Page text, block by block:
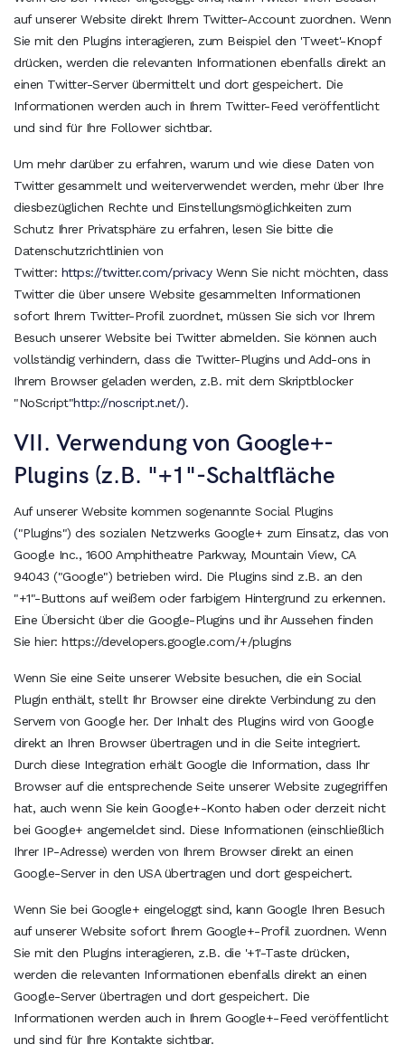
auf unserer Website direkt Ihrem Twitter-Account zuordnen. Wenn
Sie mit den Plugins interagieren, zum Beispiel den 'Tweet'-Knopf
drücken, werden die relevanten Informationen ebenfalls direkt an
einen Twitter-Server übermittelt und dort gespeichert. Die
Informationen werden auch in Ihrem Twitter-Feed veröffentlicht
und sind für Ihre Follower sichtbar.
Um mehr darüber zu erfahren, warum und wie diese Daten von
Twitter gesammelt und weiterverwendet werden, mehr über Ihre
diesbezüglichen Rechte und Einstellungsmöglichkeiten zum
Schutz Ihrer Privatsphäre zu erfahren, lesen Sie bitte die
Datenschutzrichtlinien von
Twitter: https://twitter.com/privacyWenn Sie nicht möchten, dass
Twitter die über unsere Website gesammelten Informationen
sofort Ihrem Twitter-Profil zuordnet, müssen Sie sich vor Ihrem
Besuch unserer Website bei Twitter abmelden. Sie können auch
vollständig verhindern, dass die Twitter-Plugins und Add-ons in
Ihrem Browser geladen werden, z.B. mit dem Skriptblocker
"NoScript"http://noscript.net/).
VII. Verwendung von Google+-
Plugins (z.B. "+1"-Schaltfläche
Auf unserer Website kommen sogenannte Social Plugins
("Plugins") des sozialen Netzwerks Google+ zum Einsatz, das von
Google Inc., 1600 Amphitheatre Parkway, Mountain View, CA
94043 ("Google") betrieben wird. Die Plugins sind z.B. an den
"+1"-Buttons auf weißem oder farbigem Hintergrund zu erkennen.
Eine Übersicht über die Google-Plugins und ihr Aussehen finden
Sie hier: https://developers.google.com/+/plugins
Wenn Sie eine Seite unserer Website besuchen, die ein Social
Plugin enthält, stellt Ihr Browser eine direkte Verbindung zu den
Servern von Google her. Der Inhalt des Plugins wird von Google
direkt an Ihren Browser übertragen und in die Seite integriert.
Durch diese Integration erhält Google die Information, dass Ihr
Browser auf die entsprechende Seite unserer Website zugegriffen
hat, auch wenn Sie kein Google+-Konto haben oder derzeit nicht
bei Google+ angemeldet sind. Diese Informationen (einschließlich
Ihrer IP-Adresse) werden von Ihrem Browser direkt an einen
Google-Server in den USA übertragen und dort gespeichert.
Wenn Sie bei Google+ eingeloggt sind, kann Google Ihren Besuch
auf unserer Website sofort Ihrem Google+-Profil zuordnen. Wenn
Sie mit den Plugins interagieren, z.B. die '+1'-Taste drücken,
werden die relevanten Informationen ebenfalls direkt an einen
Google-Server übertragen und dort gespeichert. Die
Informationen werden auch in Ihrem Google+-Feed veröffentlicht
und sind für Ihre Kontakte sichtbar.